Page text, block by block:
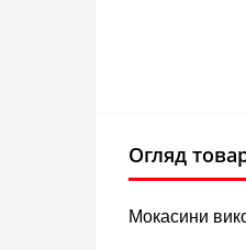
Огляд
Мокасини